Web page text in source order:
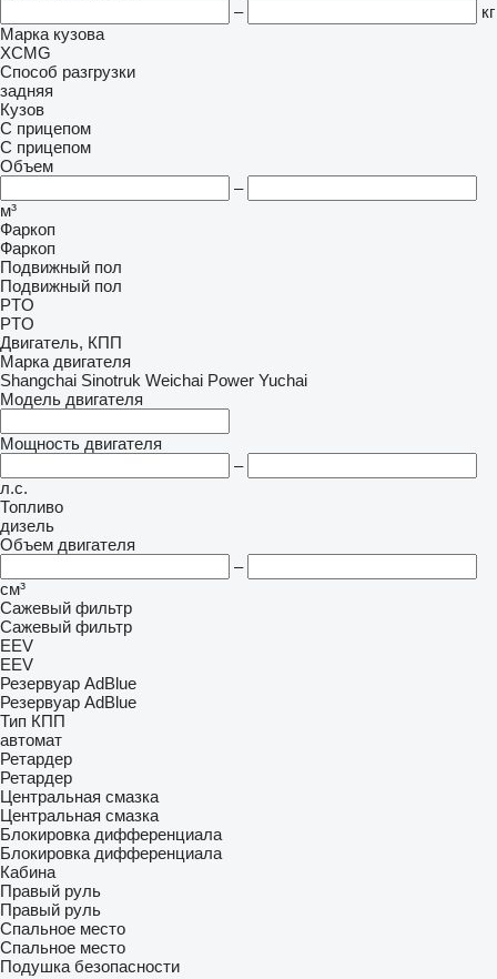
–
кг
Марка кузова
XCMG
Способ разгрузки
задняя
Кузов
С прицепом
С прицепом
Объем
–
м³
Фаркоп
Фаркоп
Подвижный пол
Подвижный пол
PTO
PTO
Двигатель, КПП
Марка двигателя
Shangchai Sinotruk Weichai Power Yuchai
Модель двигателя
Мощность двигателя
–
л.с.
Топливо
дизель
Объем двигателя
–
см³
Сажевый фильтр
Сажевый фильтр
EEV
EEV
Резервуар AdBlue
Резервуар AdBlue
Тип КПП
автомат
Ретардер
Ретардер
Центральная смазка
Центральная смазка
Блокировка дифференциала
Блокировка дифференциала
Кабина
Правый руль
Правый руль
Спальное место
Спальное место
Подушка безопасности